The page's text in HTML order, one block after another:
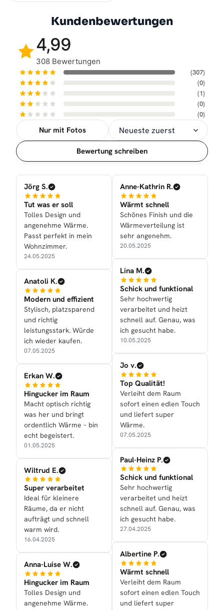
Kundenbewertungen
4,99
308 Bewertungen
(307)
(0)
(1)
(0)
(0)
Nur mit Fotos
Sortierung
Bewertung schreiben
Jörg S.
Tut was er soll
Tolles Design und
angenehme Wärme.
Passt perfekt in mein
Wohnzimmer.
24.05.2025
Anatoli K.
Modern und effizient
Stylisch, platzsparend
und richtig
leistungsstark. Würde
ich wieder kaufen.
07.05.2025
Erkan W.
Hingucker im Raum
Macht optisch richtig
was her und bringt
ordentlich Wärme – bin
echt begeistert.
01.05.2025
Wiltrud E.
Super verarbeitet
Ideal für kleinere
Räume, da er nicht
aufträgt und schnell
warm wird.
16.04.2025
Anna-Luise W.
Hingucker im Raum
Tolles Design und
angenehme Wärme.
Anne-Kathrin R.
Wärmt schnell
Schönes Finish und die
Wärmeverteilung ist
sehr angenehm.
20.05.2025
Lina M.
Schick und funktional
Sehr hochwertig
verarbeitet und heizt
schnell auf. Genau, was
ich gesucht habe.
10.05.2025
Jo v.
Top Qualität!
Verleiht dem Raum
sofort einen edlen Touch
und liefert super
Wärme.
07.05.2025
Paul-Heinz P.
Schick und funktional
Sehr hochwertig
verarbeitet und heizt
schnell auf. Genau, was
ich gesucht habe.
27.04.2025
Albertine P.
Wärmt schnell
Verleiht dem Raum
sofort einen edlen Touch
und liefert super